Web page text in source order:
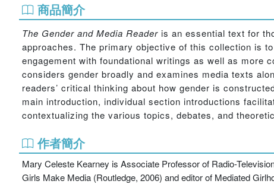
商品簡介
The Gender and Media Reader is an essential text for
approaches. The primary objective of this collection is
engagement with foundational writings as well as more
considers gender broadly and examines media texts
readers’ critical thinking about how gender is
main introduction, individual section introductions
contextualizing the various topics, debates, and
作者簡介
Mary Celeste Kearney is Associate Professor of Radio-
Girls Make Media (Routledge, 2006) and editor of Mediated